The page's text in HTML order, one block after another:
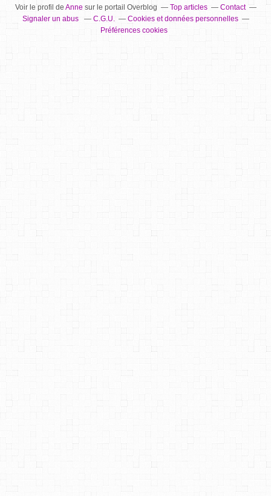
Voir le profil de Annesur le portail Overblog Top articles
Contact
Signaler un abus
C.G.U.
Cookies et données personnelles
Préférences cookies